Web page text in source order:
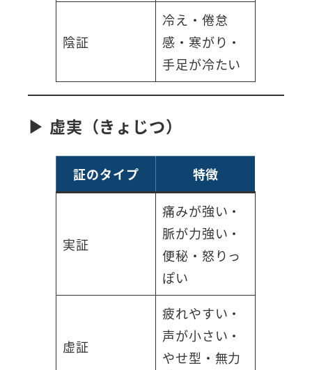
陰証
冷え・倦怠
感・寒がり・
手足が冷たい
▶ 虚実（きょじつ）
証のタイプ 特徴
実証
痛みが強い・
脈が力強い・
便秘・怒りっ
ぽい
虚証
疲れやすい・
声が小さい・
やせ型・無力